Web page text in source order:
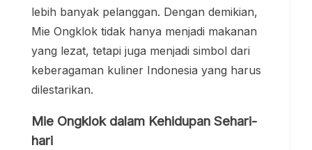
lebih banyak pelanggan. Dengan demikian,
Mie Ongklok tidak hanya menjadi makanan
yang lezat, tetapi juga menjadi simbol dari
keberagaman kuliner Indonesia yang harus
dilestarikan.
Mie Ongklok dalam Kehidupan Sehari-
hari